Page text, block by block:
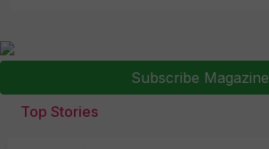
Subscribe Magazine
Top Stories